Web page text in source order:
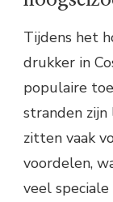
Tijdens het
drukker in
populaire
stranden
zitten vaak
voordelen,
veel